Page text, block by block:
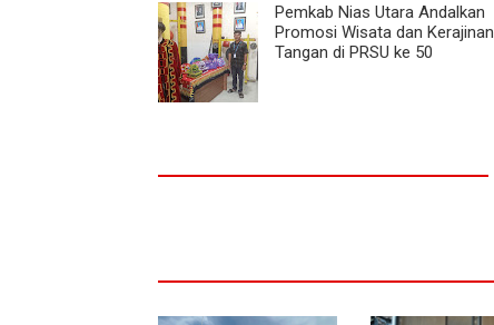
Pemkab Nias Utara Andalkan
Promosi Wisata dan Kerajinan
Tangan di PRSU ke 50